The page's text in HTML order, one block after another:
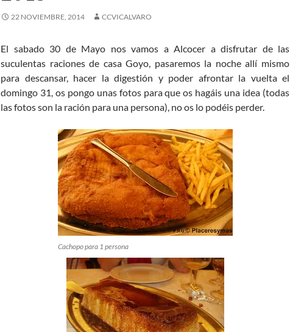
22 NOVIEMBRE, 2014 CCVICALVARO
El sabado 30 de Mayo nos vamos a Alcocer a disfrutar de las
suculentas raciones de casa Goyo, pasaremos la noche allí mismo
para descansar, hacer la digestión y poder afrontar la vuelta el
domingo 31, os pongo unas fotos para que os hagáis una idea (todas
las fotos son la ración para una persona), no os lo podéis perder.
Cachopo para 1 persona